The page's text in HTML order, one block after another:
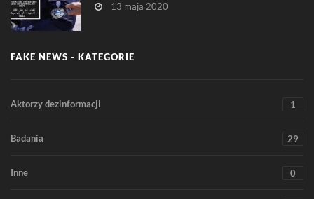
13 maja 2020
FAKE NEWS - KATEGORIE
Aktorzy dezinformacji 1
Badania 29
Inne 0